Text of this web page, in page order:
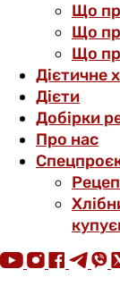
Що
Що
Що
Дієтичне
Дієти
Добірки
Про нас